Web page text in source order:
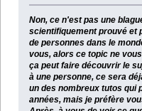
Non, ce n'est pas une
scientifiquement prouvé et
de personnes dans le
vous, alors ce topic ne
ça peut faire découvrir le
à une personne, ce sera
un des nombreux tutos qui
années, mais je préfère